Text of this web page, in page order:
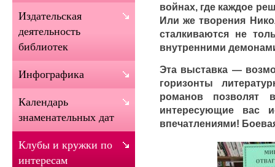
войнах, где каждое
Или же творения
сталкиваются не
внутренними
Эта выставка —
горизонты
романов позволят
интересующие вас
впечатлениями!
Издательская
деятельность
библиотек
Инфографика
Календарь
знаменательных дат
Клубы и кружки по
интересам